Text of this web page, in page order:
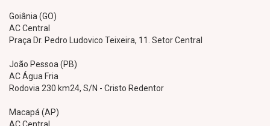
Goiânia (GO)
AC Central
Praça Dr. Pedro Ludovico Teixeira, 11. Setor Central
João Pessoa (PB)
AC Água Fria
Rodovia 230 km24, S/N - Cristo Redentor
Macapá (AP)